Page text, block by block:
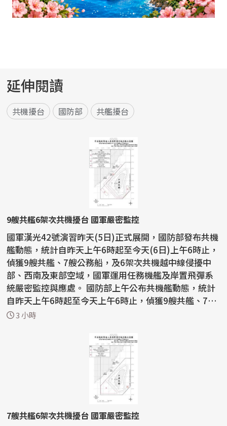
延伸閱讀
共機擾台 國防部 共艦擾台
9艘共艦6架次共機擾台 國軍嚴密監控
國軍漢光42號演習昨天(5日)正式展開，國防部發布共機
艦動態，統計自昨天上午6時起至今天(6日)上午6時止，
偵獲9艘共艦、7艘公務船，及6架次共機越中線侵擾中
部、西南及東部空域，國軍運用任務機艦及岸置飛彈系
統嚴密監控與應處。 國防部上午公布共機艦動態，統計
自昨天上午6時起至今天上午6時止，偵獲9艘共艦、7艘
公務...
3 小時
7艘共艦6架次共機擾台 國軍嚴密監控